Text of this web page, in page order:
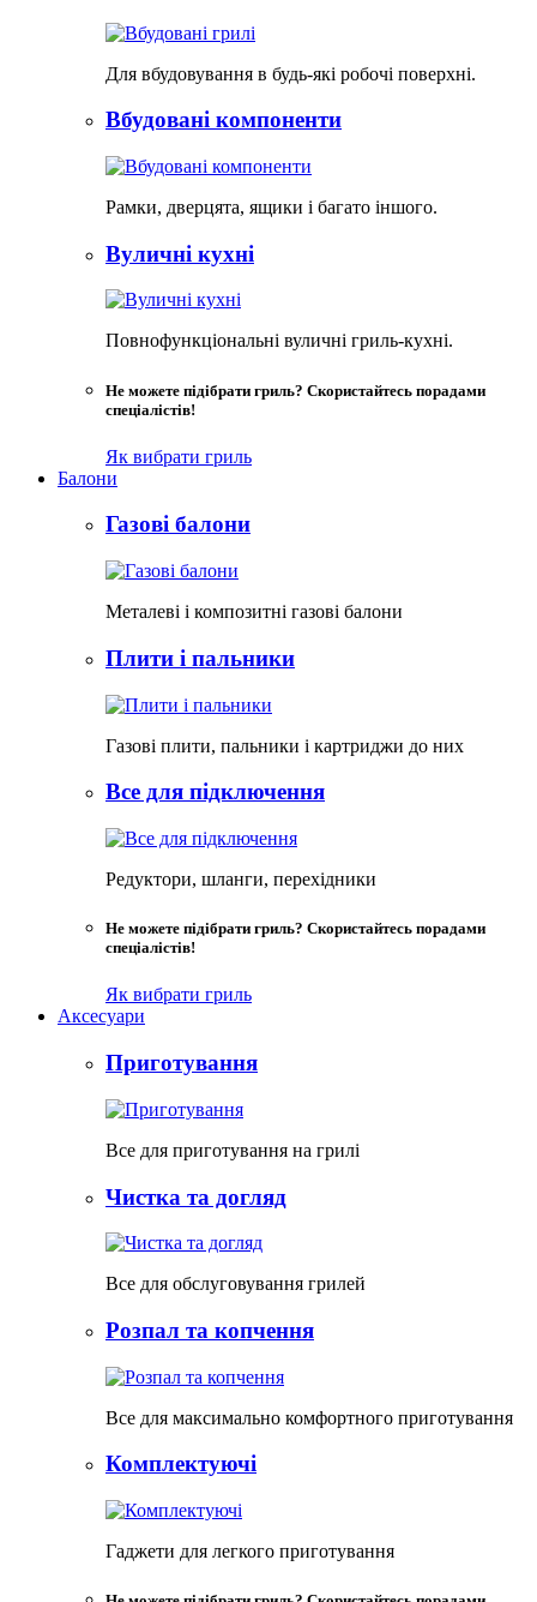
Для вбудовування в будь-які робочі поверхні.
Вбудовані компоненти
Рамки, дверцята, ящики і багато іншого.
Вуличні кухні
Повнофункціональні вуличні гриль-кухні.
Не можете підібрати гриль? Скористайтесь порадами
спеціалістів!
Як вибрати гриль
Балони
Газові балони
Металеві і композитні газові балони
Плити і пальники
Газові плити, пальники і картриджи до них
Все для підключення
Редуктори, шланги, перехідники
Не можете підібрати гриль? Скористайтесь порадами
спеціалістів!
Як вибрати гриль
Аксесуари
Приготування
Все для приготування на грилі
Чистка та догляд
Все для обслуговування грилей
Розпал та копчення
Все для максимально комфортного приготування
Комплектуючі
Гаджети для легкого приготування